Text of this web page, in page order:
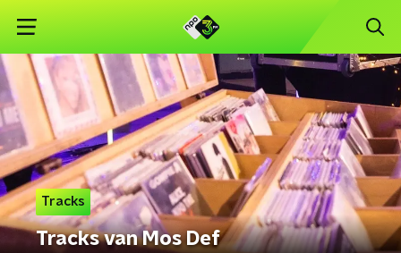
Tracks
Tracks van Mos Def